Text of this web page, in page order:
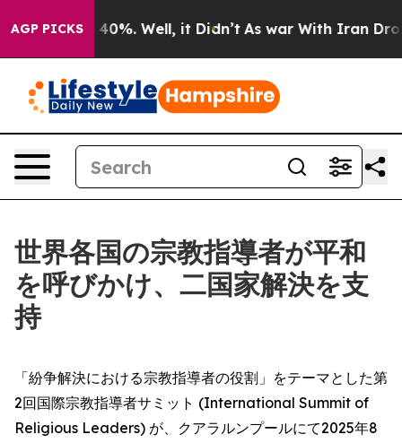
AGP PICKS
Around 40%. Well, it Didn’t As war With Iran Drove
世界各国の宗教指導者が平和
を呼びかけ、二国家解決を支
持
「紛争解決における宗教指導者の役割」をテーマとした第
2回国際宗教指導者サミット (International Summit of
Religious Leaders) が、クアラルンプールにて2025年8